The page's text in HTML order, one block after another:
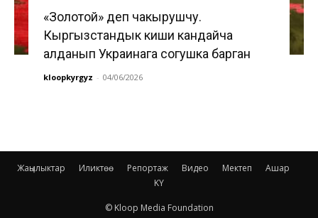
«Золотой» деп чакырушчу.
Кыргызстандык киши кандайча
алданып Украинага согушка барган
kloopkyrgyz - 04/06/2026
Жаңылыктар Иликтөө Репортаж Видео Мектеп
Ашар
KY
© Kloop Media Foundation